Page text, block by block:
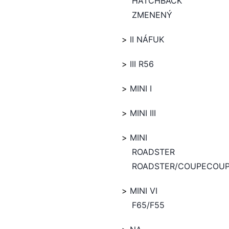
ZMENENÝ
II NÁFUK
III R56
MINI I
MINI III
MINI
ROADSTER
ROADSTER/
MINI VI
F65/F55